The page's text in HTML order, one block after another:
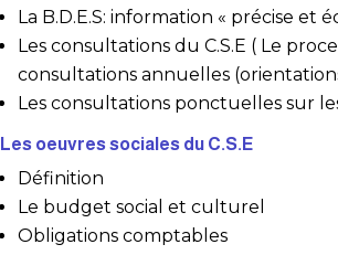
La B.D.E.S: information « précise et
Les consultations du C.S.E ( Le
consultations annuelles
Les consultations ponctuelles sur
Les oeuvres sociales du C.S.E
Définition
Le budget social et culturel
Obligations comptables